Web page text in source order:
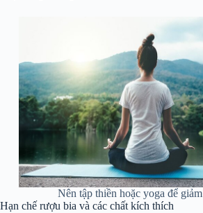
Nên tập thiền hoặc yoga để
Hạn chế rượu bia và các chất kích thích